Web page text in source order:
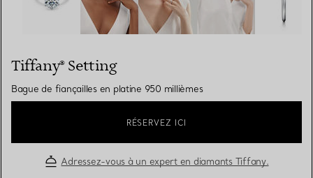
Tiffany® Setting
Bague de fiançailles en platine 950 millièmes
RÉSERVEZ ICI
Adressez-vous à un expert en diamants Tiffany.